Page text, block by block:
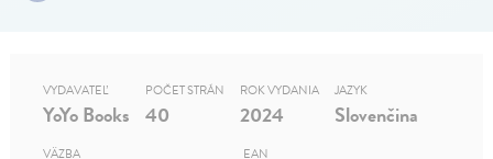
VYDAVATEĽ
YoYo Books
POČET STRÁN
40
ROK VYDANIA
2024
JAZYK
Slovenčina
VÄZBA EAN